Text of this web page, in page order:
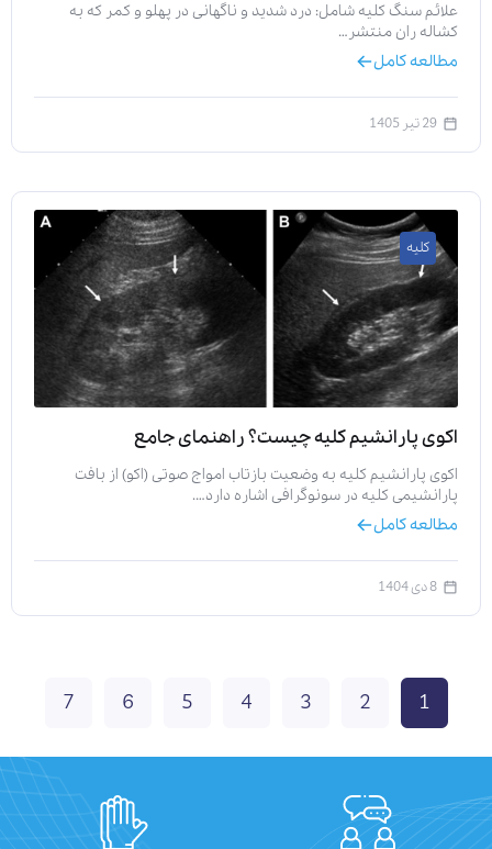
علائم سنگ کلیه شامل: درد شدید و ناگهانی در پهلو و کمر که به
کشاله ران منتشر…
مطالعه کامل
29 تیر 1405
کلیه
اکوی پارانشیم کلیه چیست؟ راهنمای جامع
اکوی پارانشیم کلیه به وضعیت بازتاب امواج صوتی (اکو) از بافت
پارانشیمی کلیه در سونوگرافی اشاره دارد….
مطالعه کامل
8 دی 1404
1
2
3
4
5
6
7